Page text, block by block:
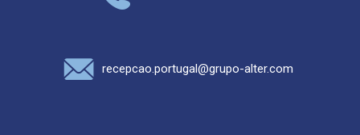
recepcao.portugal@grupo-alter.com